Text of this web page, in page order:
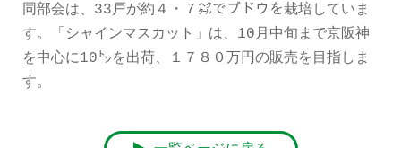
同部会は、33戸が約４・７㌶でブドウを栽培していま
す。「シャインマスカット」は、10月中旬まで京阪神
を中心に10㌧を出荷、１７８０万円の販売を目指しま
す。